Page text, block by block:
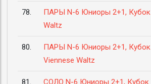
78.
ПАРЫ N-6 Юниоры 2+1, Кубок
Waltz
80.
ПАРЫ N-6 Юниоры 2+1, Кубок
Viennese Waltz
81.
СОЛО N-6 Юниоры 2+1, Кубок